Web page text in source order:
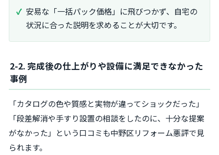
安易な「一括パック価格」に飛びつかず、自宅の
状況に合った説明を求めることが大切です。
2-2. 完成後の仕上がりや設備に満足できなかった
事例
「カタログの色や質感と実物が違ってショックだった」
「段差解消や手すり設置の相談をしたのに、十分な提案
がなかった」という口コミも中野区リフォーム悪評で見
られます。